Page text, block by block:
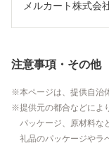
メルカート株式会
注意事項・その他
本ページは、提供自治
提供元の都合などによ
パッケージ、原材料な
礼品のパッケージやラ